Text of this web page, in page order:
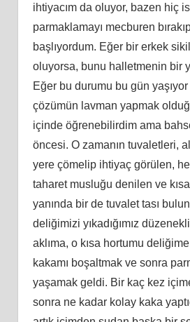
ihtiyacım da oluyor, bazen hiç
parmaklamayı mecburen
başlıyordum. Eğer bir erkek
oluyorsa, bunu halletmenin bir
Eğer bu durumu bu gün yaşıyor
çözümün lavman yapmak
içinde öğrenebilirdim ama
öncesi. O zamanın tuvaletleri,
yere çömelip ihtiyaç görülen,
taharet musluğu denilen ve kısa
yanında bir de tuvalet tası
deliğimizi yıkadığımız
aklıma, o kısa hortumu
kakamı boşaltmak ve sonra
yaşamak geldi. Bir kaç kez
sonra ne kadar kolay kaka